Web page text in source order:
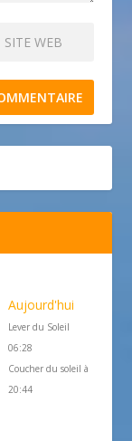
Aujourd'hui
Lever du Soleil
06:28
Coucher du soleil à
20:44